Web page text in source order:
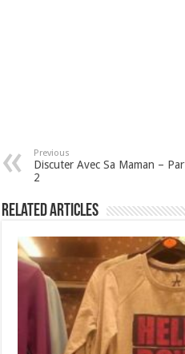
Previous
Discuter Avec Sa Maman –
2
Related Articles